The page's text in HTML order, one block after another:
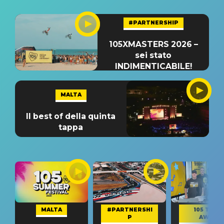
#PARTNERSHIP
105XMASTERS 2026 –
sei stato
INDIMENTICABILE!
MALTA
Il best of della quinta
tappa
MALTA
#PARTNERSHI
P
105 TAKE
AWAY